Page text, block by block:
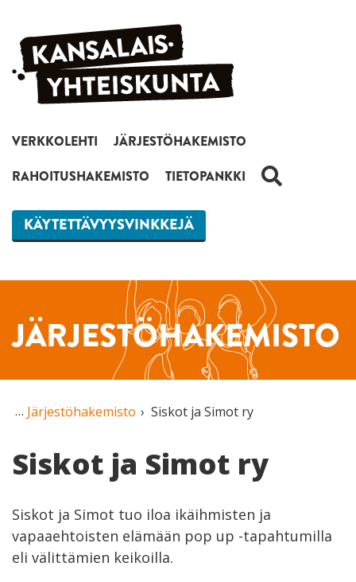
Siirry sisältöön
VERKKOLEHTI
JÄRJESTÖHAKEMISTO
RAHOITUSHAKEMISTO
TIETOPANKKI HAKU
KÄYTETTÄVYYSVINKKEJÄ
JÄRJESTÖHAKEMISTO
Järjestöhakemisto Siskot ja Simot ry
Siskot ja Simot ry
Siskot ja Simot tuo iloa ikäihmisten ja
vapaaehtoisten elämään pop up -tapahtumilla
eli välittämien keikoilla.